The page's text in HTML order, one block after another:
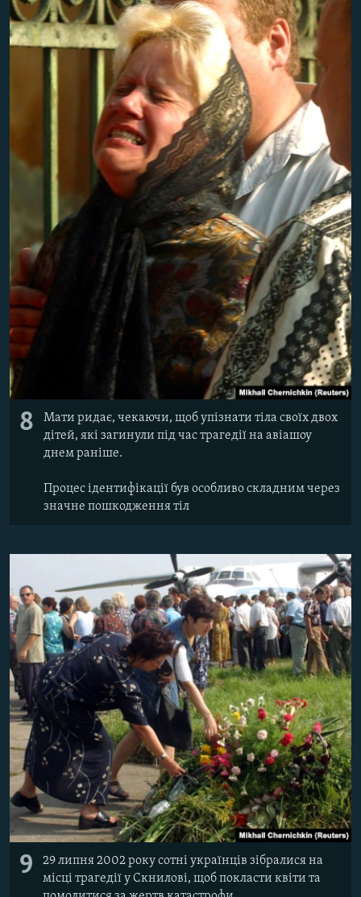
8
Мати ридає, чекаючи, щоб упізнати тіла своїх двох
дітей, які загинули під час трагедії на авіашоу
днем раніше.
Процес ідентифікації був особливо складним через
значне пошкодження тіл
9
29 липня 2002 року сотні українців зібралися на
місці трагедії у Скнилові, щоб покласти квіти та